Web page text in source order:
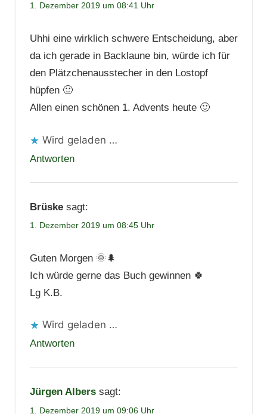
1. Dezember 2019 um 08:41 Uhr
Uhhi eine wirklich schwere Entscheidung, aber
da ich gerade in Backlaune bin, würde ich für
den Plätzchenausstecher in den Lostopf
hüpfen 🙂
Allen einen schönen 1. Advents heute 🙂
Wird geladen …
Antworten
Brüske sagt:
1. Dezember 2019 um 08:45 Uhr
Guten Morgen 🌞🌲
Ich würde gerne das Buch gewinnen 🍀
Lg K.B.
Wird geladen …
Antworten
Jürgen Albers sagt:
1. Dezember 2019 um 09:06 Uhr